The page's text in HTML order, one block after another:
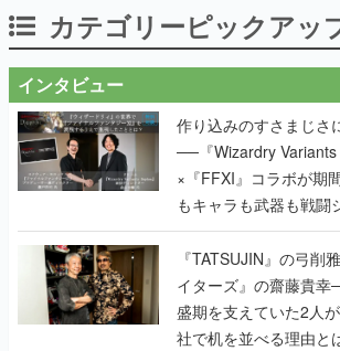
カテゴリーピックアッ
インタビュー
作り込みのすさまじさ
──『Wizardry Variants
×『FFXI』コラボが期
もキャラも武器も戦闘
で作り込まれた理由を
く
『TATSUJIN』の弓削
イターズ』の齋藤貴
盛期を支えていた2人
社で机を並べる理由と